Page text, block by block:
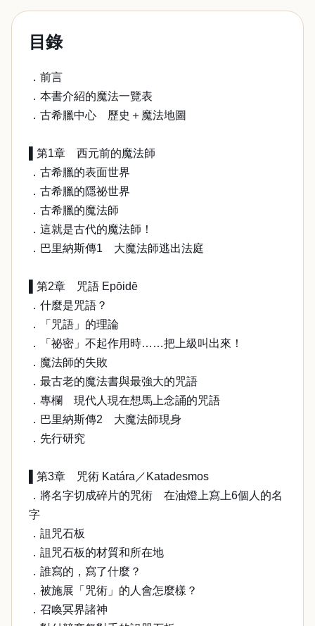
目錄
．前言
．本書介紹的魔法一覽表
．古希臘中心 歷史＋魔法地圖
▌第1章 西元前的魔法師
．古希臘的表面世界
．古希臘的隱祕世界
．古希臘的魔法師
．這就是古代的魔法師！
．巴里納斯傳1 大魔法師逃出法庭
▌第2章 咒語 Epōidē
．什麼是咒語？
．「咒語」的理論
．「祕密」不起作用時……把上級叫出來！
．魔法師的失敗
．最古老的魔法書與最強大的咒語
．專欄 現代人現在想馬上念誦的咒語
．巴里納斯傳2 大魔法師現身
．先行研究
▌第3章 咒術 Katára／Katadesmos
．將名字切成碎片的咒術 在油燈上寫上6個人的名
字
．詛咒石板
．詛咒石板的材質和所在地
．誰寫的，寫了什麼？
．被施展「咒術」的人會怎麼樣？
．召喚冥界諸神